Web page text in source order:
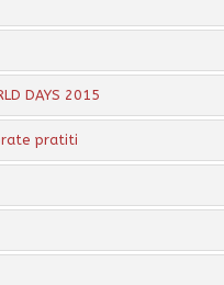
DAYS 2015
pratiti